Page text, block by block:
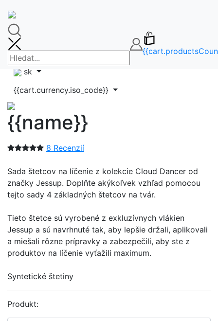
FAQ
info@makeupbag.sk
Kontakt
Instagram
sk
{{cart.currency.iso_code}}
{{name}}
8 Recenzií
Sada štetcov na líčenie z kolekcie Cloud Dancer od
značky Jessup. Doplňte akýkoľvek vzhľad pomocou
tejto sady 4 základných štetcov na tvár.
Tieto štetce sú vyrobené z exkluzívnych vlákien
Jessup a sú navrhnuté tak, aby lepšie držali, aplikovali
a miešali rôzne prípravky a zabezpečili, aby ste z
produktov na líčenie vyťažili maximum.
Syntetické štetiny
Produkt: